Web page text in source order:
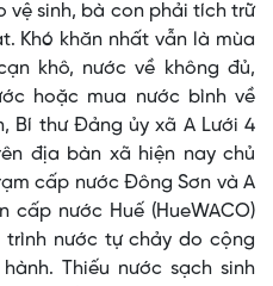
vệ sinh, bà con phải tích trữ
Khó khăn nhất vẫn là mùa
khô, nước về không đủ,
hoặc mua nước bình về
Bí thư Đảng ủy xã A Lưới 4
địa bàn xã hiện nay chủ
cấp nước Đông Sơn và A
nước Huế (HueWACO)
nước tự chảy do cộng
Thiếu nước sạch sinh